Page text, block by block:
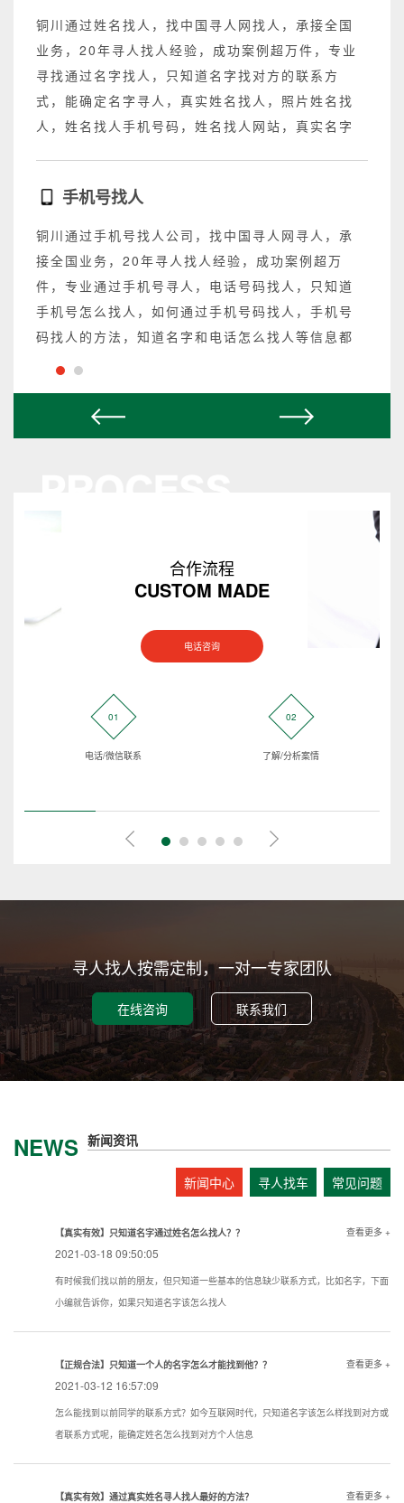
铜川通过姓名找人，找中国寻人网找人，承接全国
业务，20年寻人找人经验，成功案例超万件，专业
寻找通过名字找人，只知道名字找对方的联系方
式，能确定名字寻人，真实姓名找人，照片姓名找
人，姓名找人手机号码，姓名找人网站，真实名字
手机号找人
铜川通过手机号找人公司，找中国寻人网寻人，承
接全国业务，20年寻人找人经验，成功案例超万
件，专业通过手机号寻人，电话号码找人，只知道
手机号怎么找人，如何通过手机号码找人，手机号
码找人的方法，知道名字和电话怎么找人等信息都
可以操作，不成功不收费。
合作流程
CUSTOM MADE
电话咨询
01
电话/微信联系
02
了解/分析案情
寻人找人按需定制，一对一专家团队
在线咨询 联系我们
NEWS 新闻资讯
新闻中心 寻人找车 常见问题
【真实有效】只知道名字通过姓名怎么找人？？
2021-03-18 09:50:05
查看更多 +
有时候我们找以前的朋友，但只知道一些基本的信息缺少联系方式，比如名字，下面
小编就告诉你，如果只知道名字该怎么找人
【正规合法】只知道一个人的名字怎么才能找到他？？
2021-03-12 16:57:09
查看更多 +
怎么能找到以前同学的联系方式？如今互联网时代，只知道名字该怎么样找到对方或
者联系方式呢，能确定姓名怎么找到对方个人信息
【真实有效】通过真实姓名寻人找人最好的方法？ 查看更多 +